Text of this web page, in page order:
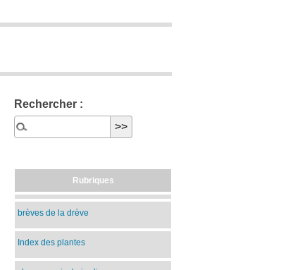
Rechercher :
Rubriques
brèves de la drève
Index des plantes